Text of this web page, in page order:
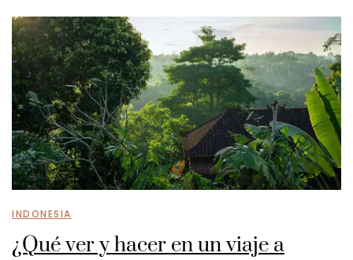
INDONESIA
¿Qué ver y hacer en un viaje a